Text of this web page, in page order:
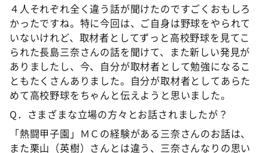
４人それぞれ全く違う話が聞けたのですごくおもしろ
かったですね。特に今回は、ご自身は野球をやられて
いないけれど、取材者としてずっと高校野球を見てこ
られた長島三奈さんの話を聞けて、また新しい発見が
ありましたし、今、自分が取材者として勉強になるこ
ともたくさんありました。自分が取材者としてあらた
めて高校野球をちゃんと伝えようと思いました。
Q．さまざまな立場の方々とお話されましたが？
「熱闘甲子園」ＭＣの経験がある三奈さんのお話は、
また栗山（英樹）さんとは違う、三奈さんなりの思い